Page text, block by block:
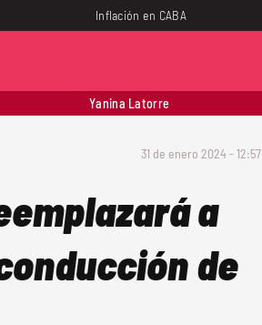
Inflación en CABA
Yanina Latorre
31 de enero 2024 - 12:57
a
de